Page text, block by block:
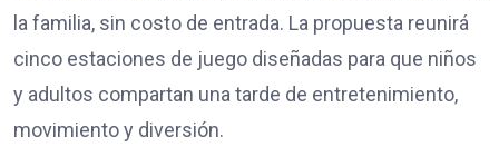
la familia, sin costo de entrada. La propuesta reunirá
cinco estaciones de juego diseñadas para que niños
y adultos compartan una tarde de entretenimiento,
movimiento y diversión.